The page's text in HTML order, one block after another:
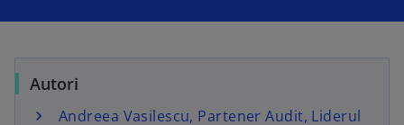
n
t
n
t
n
t
Autori
Andreea Vasilescu, Partener Audit, Liderul